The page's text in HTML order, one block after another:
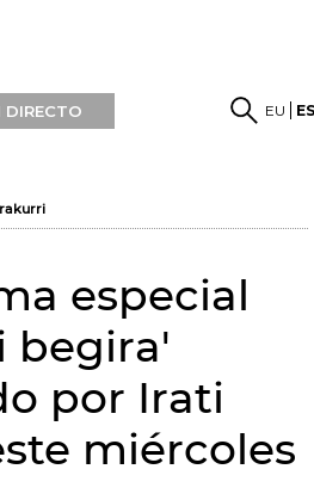
DIRECTO EU
especial
begira'
por Irati
miércoles